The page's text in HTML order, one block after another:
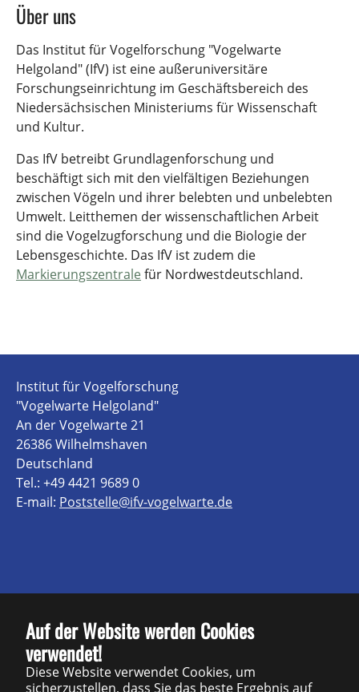
Auf der Website werden Cookies
verwendet!
Diese Website verwendet Cookies, um
sicherzustellen, dass Sie das beste Ergebnis auf
Über uns
Das Institut für Vogelforschung "Vogelwarte
Helgoland" (IfV) ist eine außeruniversitäre
Forschungseinrichtung im Geschäftsbereich des
Niedersächsischen Ministeriums für Wissenschaft
und Kultur.
Das IfV betreibt Grundlagenforschung und
beschäftigt sich mit den vielfältigen Beziehungen
zwischen Vögeln und ihrer belebten und unbelebten
Umwelt. Leitthemen der wissenschaftlichen Arbeit
sind die Vogelzugforschung und die Biologie der
Lebensgeschichte. Das IfV ist zudem die
Markierungszentrale für Nordwestdeutschland.
Institut für Vogelforschung
"Vogelwarte Helgoland"
An der Vogelwarte 21
26386 Wilhelmshaven
Deutschland
Tel.: +49 4421 9689 0
E-mail: Poststelle@ifv-vogelwarte.de
Impressum
Datenschutz